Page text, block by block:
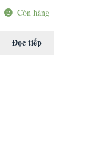
Còn hàng
Đọc tiếp